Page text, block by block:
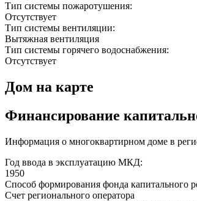
Тип системы пожаротушения:
Отсутствует
Тип системы вентиляции:
Вытяжная вентиляция
Тип системы горячего водоснабжения:
Отсутствует
Дом на карте
Финансирование
Информация о многоквартирном доме в
Год ввода в эксплуатацию МКД:
1950
Способ формирования фонда капитального
Счет регионального оператора